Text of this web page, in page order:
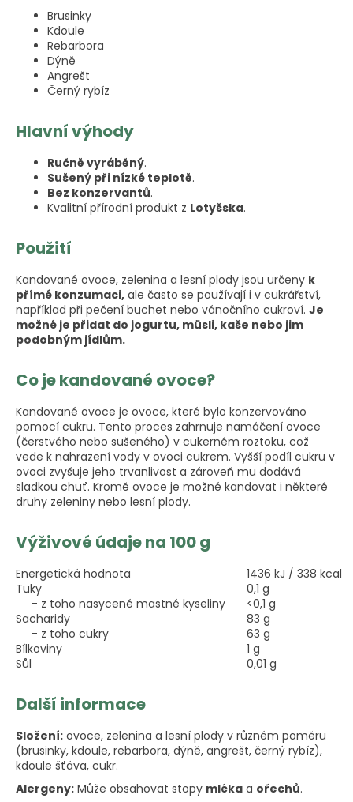
Brusinky
Kdoule
Rebarbora
Dýně
Angrešt
Černý rybíz
Hlavní výhody
Ručně vyráběný.
Sušený při nízké teplotě.
Bez konzervantů.
Kvalitní přírodní produkt z Lotyšska.
Použití
Kandované ovoce, zelenina a lesní plody jsou určeny k
přímé konzumaci, ale často se používají i v cukrářství,
například při pečení buchet nebo vánočního cukroví. Je
možné je přidat do jogurtu, müsli, kaše nebo jim
podobným jídlům.
Co je kandované ovoce?
Kandované ovoce je ovoce, které bylo konzervováno
pomocí cukru. Tento proces zahrnuje namáčení ovoce
(čerstvého nebo sušeného) v cukerném roztoku, což
vede k nahrazení vody v ovoci cukrem. Vyšší podíl cukru v
ovoci zvyšuje jeho trvanlivost a zároveň mu dodává
sladkou chuť. Kromě ovoce je možné kandovat i některé
druhy zeleniny nebo lesní plody.
Výživové údaje na 100 g
Energetická hodnota
1436 kJ / 338 kcal
Tuky
0,1 g
- z toho nasycené mastné kyseliny
<0,1 g
Sacharidy
83 g
- z toho cukry
63 g
Bílkoviny
1 g
Sůl
0,01 g
Další informace
Složení: ovoce, zelenina a lesní plody v různém poměru
(brusinky, kdoule, rebarbora, dýně, angrešt, černý rybíz),
kdoule šťáva, cukr.
Alergeny: Může obsahovat stopy mléka a ořechů.